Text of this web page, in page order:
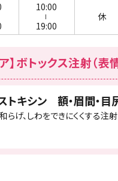
10:00
19:00
休
】ボトックス注射（表
トキシン 額・眉間・目
げ、しわをできにくくする注射